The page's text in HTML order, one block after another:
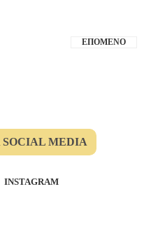
ΕΠΌΜΕΝΟ
MEDIA
INSTAGRAM